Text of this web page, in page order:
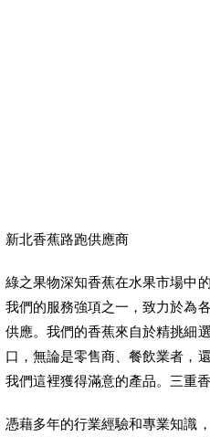
新北香蕉路跑供應商
綠之果物深知香蕉在水果市場中
我們的服務強項之一，致力於為
供應。我們的香蕉來自於精挑細
口，無論是零售商、餐飲業者，
我們這裡獲得滿意的產品。三重
憑藉多年的行業經驗和專業知識